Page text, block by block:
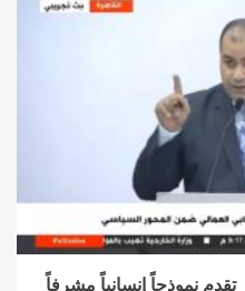
نموذجاً إنسانياً مشرفاً